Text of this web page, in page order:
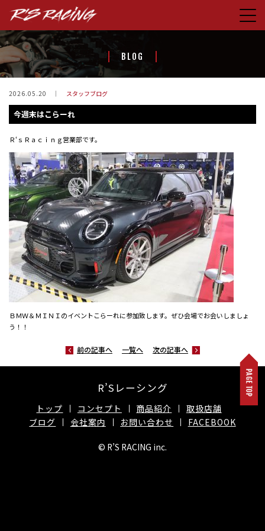
HOME
CONCEPT
ABOUT US
CONTACT
FACEBOOK
BLOG
2026.05.20 スタッフブログ
今週末はこらーれ
Ｒ‘ｓＲａｃｉｎｇ営業部です。
ＢＭＷ＆ＭＩＮＩのイベントこらーれに参加致します。ぜひ会場でお会いしましょ
う！！
前の記事へ 一覧へ 次の記事へ
R’Sレーシング
トップ コンセプト 商品紹介
取扱店舗
ブログ
会社案内 お問い合わせ FACEBOOK
© R’S RACING inc.